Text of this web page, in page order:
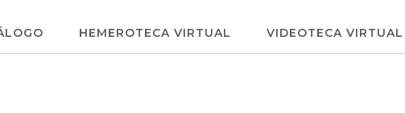
HEMEROTECA VIRTUAL VIDEOTECA VIRTUAL